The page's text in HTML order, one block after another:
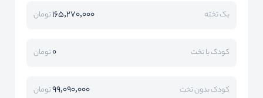
یک تخته 165,270,000تومان
کودک با تخت 0تومان
کودک بدون تخت 99,090,000تومان